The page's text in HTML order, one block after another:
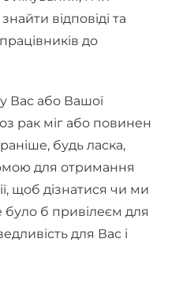
відповіді та
до
Вас або Вашої
рак міг або повинен
будь ласка,
для отримання
щоб дізнатися чи ми
б привілеєм для
для Вас і